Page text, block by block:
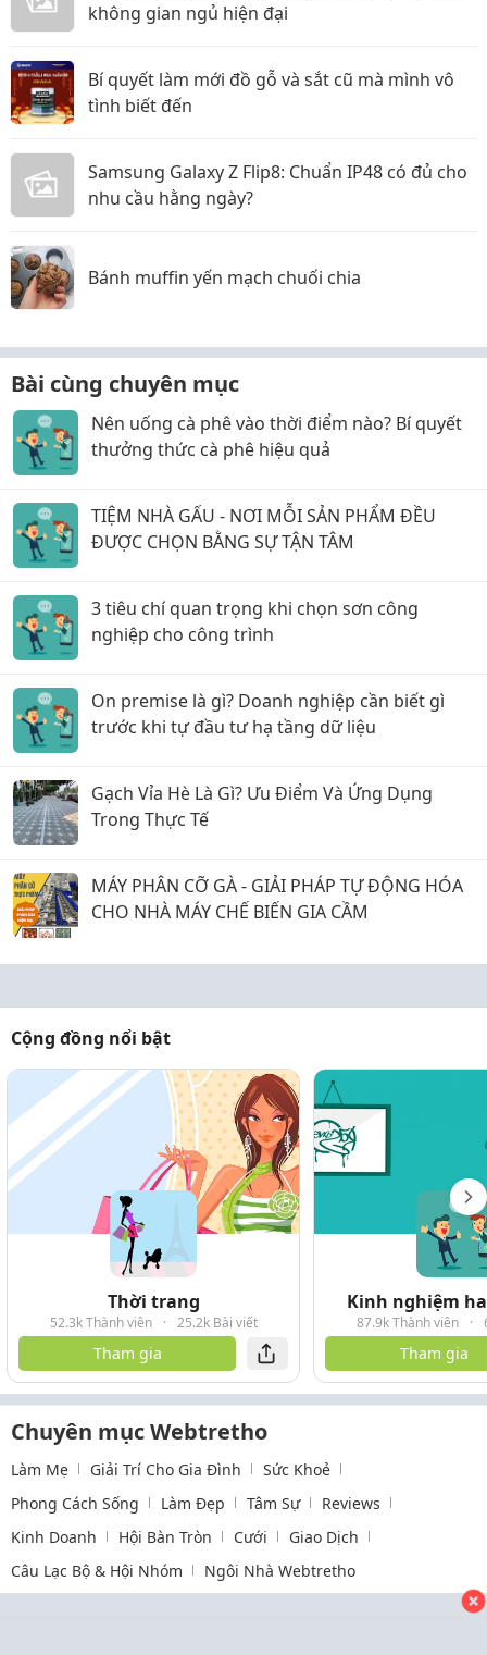
không gian ngủ hiện đại
Bí quyết làm mới đồ gỗ và sắt cũ mà mình vô
tình biết đến
Samsung Galaxy Z Flip8: Chuẩn IP48 có đủ cho
nhu cầu hằng ngày?
Bánh muffin yến mạch chuối chia
Bài cùng chuyên mục
Nên uống cà phê vào thời điểm nào? Bí quyết
thưởng thức cà phê hiệu quả
TIỆM NHÀ GẤU - NƠI MỖI SẢN PHẨM ĐỀU
ĐƯỢC CHỌN BẰNG SỰ TẬN TÂM
3 tiêu chí quan trọng khi chọn sơn công
nghiệp cho công trình
On premise là gì? Doanh nghiệp cần biết gì
trước khi tự đầu tư hạ tầng dữ liệu
Gạch Vỉa Hè Là Gì? Ưu Điểm Và Ứng Dụng
Trong Thực Tế
MÁY PHÂN CỠ GÀ - GIẢI PHÁP TỰ ĐỘNG HÓA
CHO NHÀ MÁY CHẾ BIẾN GIA CẦM
Cộng đồng nổi bật
Thời trang
52.3k Thành viên · 25.2k Bài viết
Tham gia
Kinh nghiệm
87.9k Thành viên ·
Tham gia
Chuyên mục Webtretho
Làm Mẹ Giải Trí Cho Gia Đình
Sức Khoẻ
Phong Cách Sống
Làm Đẹp Tâm Sự
Reviews
Kinh Doanh
Hội Bàn Tròn Cưới
Giao Dịch
Câu Lạc Bộ & Hội Nhóm
Ngôi Nhà Webtretho